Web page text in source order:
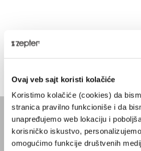
Ovaj veb sajt koristi kolačiće
Koristimo kolačiće (cookies) da
stranica pravilno funkcioniše i da
unapređujemo web lokaciju i
korisničko iskustvo,
omogućimo funkcije društvenih
KOMPANIJA
Blog